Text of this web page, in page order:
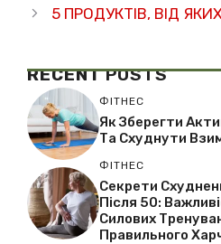
5 ПРОДУКТІВ, ВІД
RECENTPOSTS
ФІТНЕС
Як Зберегти
Та Схуднути
ФІТНЕС
Секрети
Після 50:
Силових
Правильного